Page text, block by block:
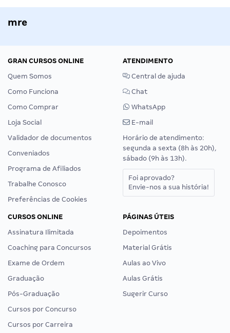
mre
GRAN CURSOS ONLINE
Quem Somos
Como Funciona
Como Comprar
Loja Social
Validador de documentos
Conveniados
Programa de Afiliados
Trabalhe Conosco
Preferências de Cookies
ATENDIMENTO
Central de ajuda
Chat
WhatsApp
E-mail
Horário de atendimento:
segunda a sexta (8h às 20h),
sábado (9h às 13h).
Foi aprovado?
Envie-nos a sua história!
CURSOS ONLINE
Assinatura Ilimitada
Coaching para Concursos
Exame de Ordem
Graduação
Pós-Graduação
Cursos por Concurso
Cursos por Carreira
PÁGINAS ÚTEIS
Depoimentos
Material Grátis
Aulas ao Vivo
Aulas Grátis
Sugerir Curso